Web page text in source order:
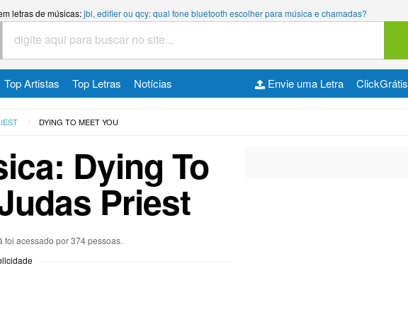
letras de músicas:jbl, edifier ou qcy: qual fone bluetooth escolher para música e chamadas?
Top Artistas Top Letras Notícias ClickGrátis
Envie uma Letra
DYING TO MEET YOU
Dying To
Priest
foi acessado por 374 pessoas.